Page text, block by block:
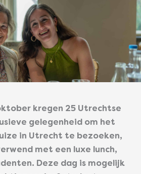
kregen 25 Utrechtse
gelegenheid om het
in Utrecht te bezoeken,
met een luxe lunch,
Deze dag is mogelijk